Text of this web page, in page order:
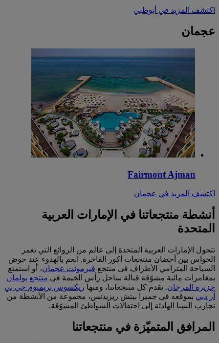
اكتشف المزيد في أبوظبي
عجمان
Fairmont Ajman
اكتشف المزيد في عجمان
أنشطة منتجعاتنا في الإمارات العربية
المتحدة
تتحول الإمارات العربية المتحدة إلى عالم من الروائع التي تغمر
الحواس بين أحضان منتجعات أكور الفاخرة. انعم بالهدوء عند حوض
السباحة المترامي الأطراف في منتجع فيرمونت عجمان، أو استمتع
بمغامرات مائية مشوّقة قبالة ساحل رأس الخيمة في منتجع بولمان
جزيرة المرجان. تقدم كل منتجعاتنا، ومنها ريكسوس بريميوم جي بي
آر دبي بموقعه في جميرا بيتش ريزيدنس، مجموعة من الأنشطة من
تجارب السبا الهادئة إلى احتفالات الشواطئ المشوّقة.
المرافق المتميّزة في منتجعاتنا